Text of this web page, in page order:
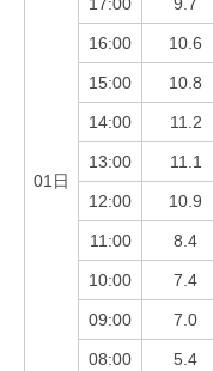
01日
17:00 9.7
16:00 10.6
15:00 10.8
14:00 11.2
13:00 11.1
12:00 10.9
11:00 8.4
10:00 7.4
09:00 7.0
08:00 5.4